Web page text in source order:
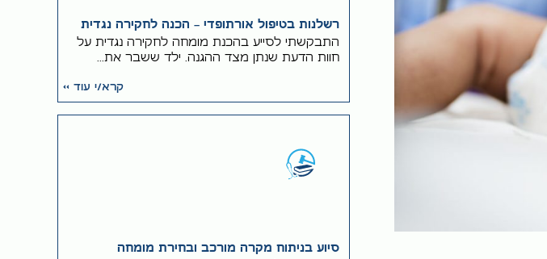
רשלנות בטיפול אורתופדי – הכנה לחקירה נגדית
התבקשתי לסייע בהכנת מומחה לחקירה נגדית על
חוות הדעת שנתן מצד ההגנה. ילד ששבר את...
קרא/י עוד >>
סיוע בניתוח מקרה מורכב ובחירת מומחה